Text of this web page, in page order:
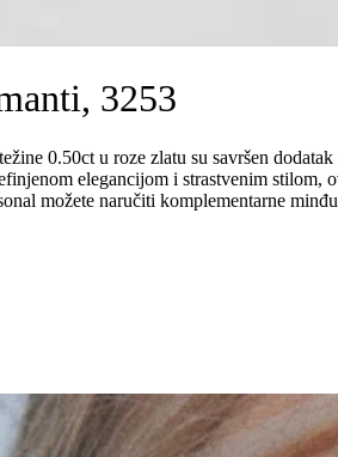
3253
0.50ct u roze zlatu su savršen
elegancijom i strastvenim stilom,
možete naručiti komplementarne